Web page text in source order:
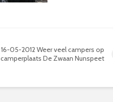
16-05-2012 Weer veel campers op
camperplaats De Zwaan Nunspeet